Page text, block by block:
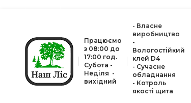
Працюємо
з 08:00 до
17:00 год.
Субота -
Неділя -
вихідний
- Власне
виробництво
-
Вологостійкий
клей D4
- Сучасне
обладнання
- Котроль
якоcті щита